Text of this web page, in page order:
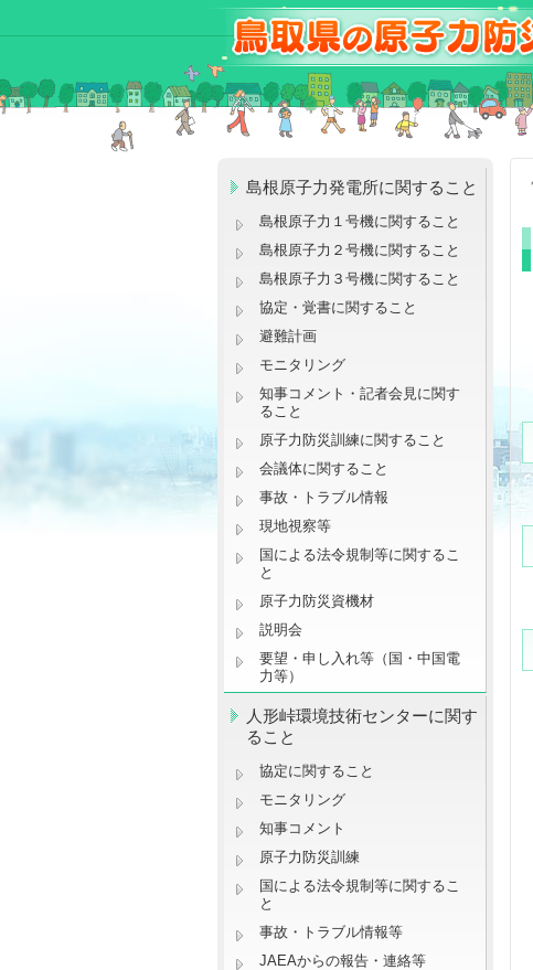
島根原子力発電所に関すること
島根原子力１号機に関すること
島根原子力２号機に関すること
島根原子力３号機に関すること
協定・覚書に関すること
避難計画
モニタリング
知事コメント・記者会見に関す
ること
原子力防災訓練に関すること
会議体に関すること
事故・トラブル情報
現地視察等
国による法令規制等に関するこ
と
原子力防災資機材
説明会
要望・申し入れ等（国・中国電
力等）
人形峠環境技術センターに関す
ること
協定に関すること
モニタリング
知事コメント
原子力防災訓練
国による法令規制等に関するこ
と
事故・トラブル情報等
JAEAからの報告・連絡等